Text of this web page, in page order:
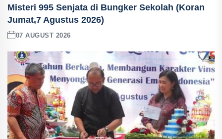
Misteri 995 Senjata di Bungker Sekolah (Koran
Jumat,7 Agustus 2026)
07 AUGUST 2026